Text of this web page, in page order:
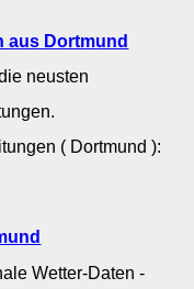
aus Dortmund
neusten
( Dortmund ):
Wetter-Daten -